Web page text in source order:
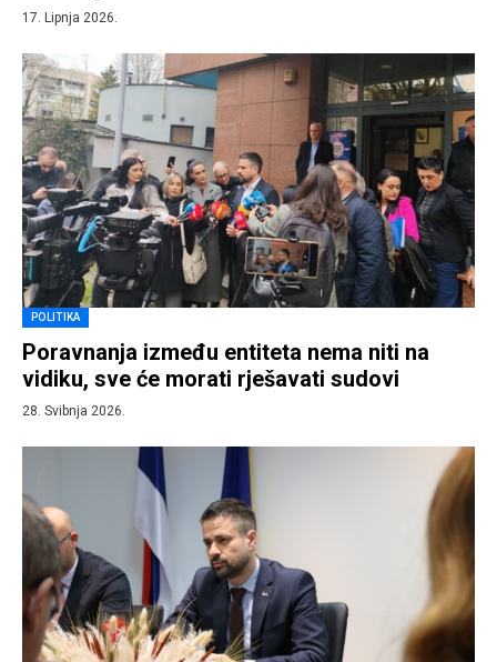
17. Lipnja 2026.
POLITIKA
Poravnanja između entiteta nema niti na
vidiku, sve će morati rješavati sudovi
28. Svibnja 2026.